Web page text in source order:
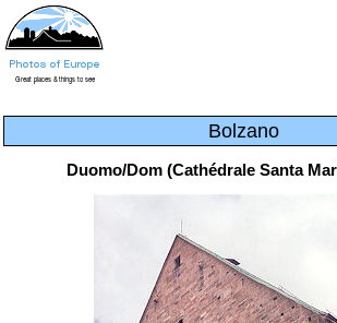
Bolzano
Duomo/Dom (Cathédrale Santa